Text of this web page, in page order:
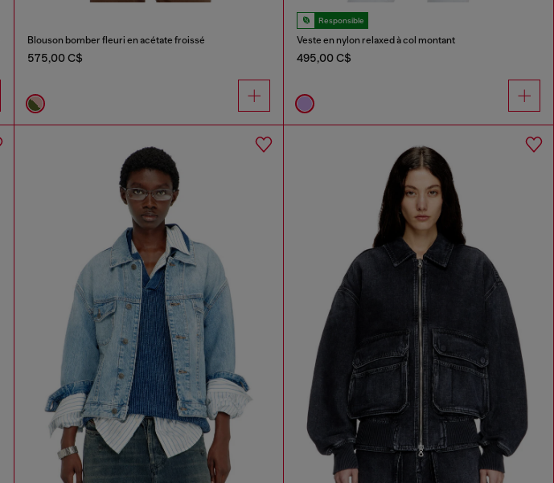
Blouson bomber fleuri en acétate froissé
575,00 C$
Responsible
Veste en nylon relaxed à col montant
495,00 C$